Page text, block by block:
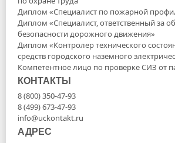
Диплом «Специалист по пожарной
Диплом «Специалист, ответственный за
безопасности дорожного движения»
Диплом «Контролер технического
средств городского наземного
Компетентное лицо по проверке СИЗ от
КОНТАКТЫ
8 (800) 350-47-93
8 (499) 673-47-93
info@uckontakt.ru
АДРЕС